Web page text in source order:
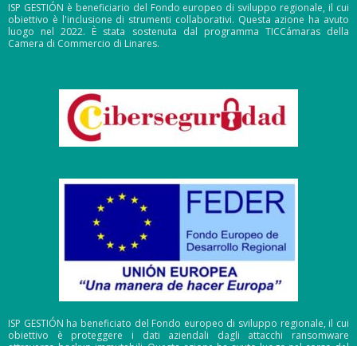
ISP GESTIÓN è beneficiario del Fondo europeo di sviluppo regionale, il cui
obiettivo è l'inclusione di strumenti collaborativi. Questa azione ha avuto
luogo nel 2022. È stata sostenuta dal programma TICCámaras della
Camera di Commercio di Linares.
ISP GESTIÓN ha beneficiato del Fondo europeo di sviluppo regionale, il cui
obiettivo è proteggere i dati aziendali dagli attacchi ransomware